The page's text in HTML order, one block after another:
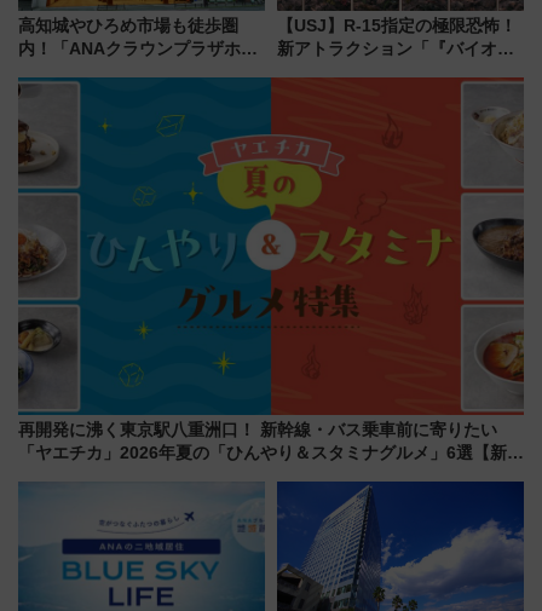
高知城やひろめ市場も徒歩圏
内！「ANAクラウンプラザホテ
【USJ】R-15指定の極限恐怖！
新アトラクション「『バイオハ
再開発に沸く東京駅八重洲口！ 新幹線・バス乗車前に寄りたい
「ヤエチカ」2026年夏の「ひんやり＆スタミナグルメ」6選【新店